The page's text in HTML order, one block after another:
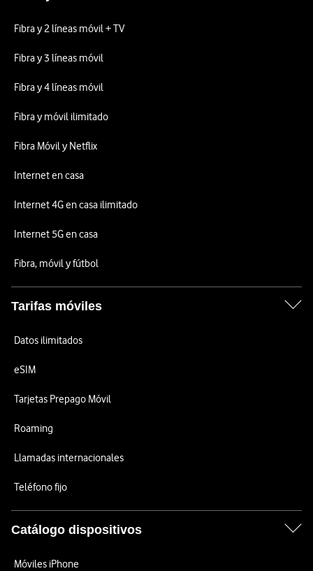
Fibra y 2 líneas móvil + TV
Fibra y 3 líneas móvil
Fibra y 4 líneas móvil
Fibra y móvil ilimitado
Fibra Móvil y Netflix
Internet en casa
Internet 4G en casa ilimitado
Internet 5G en casa
Fibra, móvil y fútbol
Tarifas móviles
Datos ilimitados
eSIM
Tarjetas Prepago Móvil
Roaming
Llamadas internacionales
Teléfono fijo
Catálogo dispositivos
Móviles iPhone